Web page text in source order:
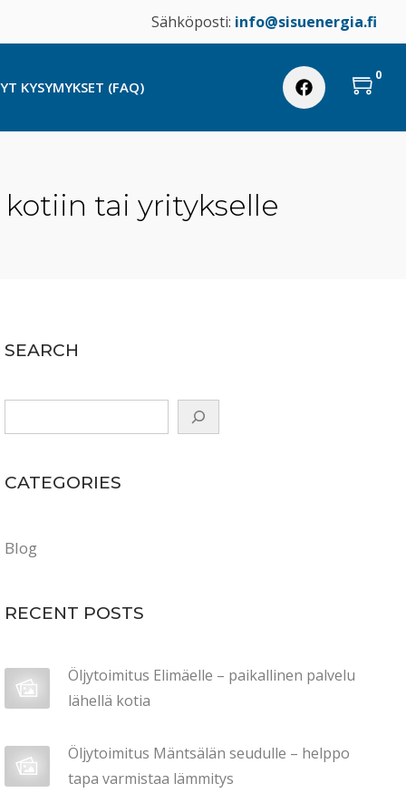
Sähköposti: info@sisuenergia.fi
KYSYMYKSET (FAQ)
0
tai yritykselle
SEARCH
CATEGORIES
Blog
RECENT POSTS
Öljytoimitus Elimäelle – paikallinen palvelu
lähellä kotia
Öljytoimitus Mäntsälän seudulle – helppo
tapa varmistaa lämmitys